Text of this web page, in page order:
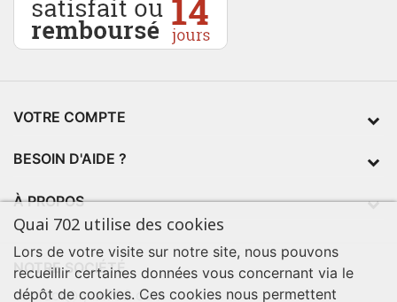
VOTRE COMPTE
BESOIN D'AIDE ?
À PROPOS
NOTRE SOCIÉTÉ
contact@quai702.com
Quai 702 utilise des cookies
Lors de votre visite sur notre site, nous pouvons
recueillir certaines données vous concernant via le
dépôt de cookies. Ces cookies nous permettent